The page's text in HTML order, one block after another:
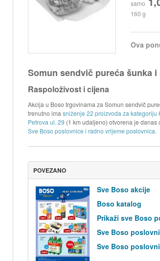
samo
160 g
Ova
Somun sendvič pureća šunka i
Raspoloživost i cijena
Akcija u Boso trgovinama za Somun sendvič
trenutno ima sniženje 22 proizvoda za kategoriju
Petrova ul. 29 (1 km udaljeno) otvorena je danas
Sve Boso poslovnice i radno vrijeme poslovnica.
POVEZANO
Sve Boso akcije
Boso katalog
Prikaži sve Boso
Sve Boso
Sve Boso